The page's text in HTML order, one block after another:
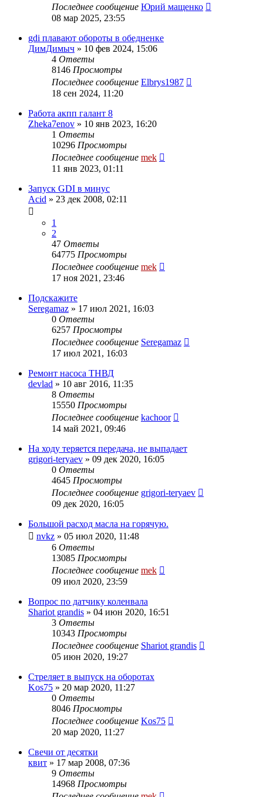
Последнее сообщение Юрий мащенко
08 мар 2025, 23:55
gdi плавают обороты в обедненке
ДимДимыч » 10 фев 2024, 15:06
4 Ответы
8146 Просмотры
Последнее сообщение Elbrys1987
18 сен 2024, 11:20
Работа акпп галант 8
Zheka7enov » 10 янв 2023, 16:20
1 Ответы
10296 Просмотры
Последнее сообщение mek
11 янв 2023, 01:11
Запуск GDI в минус
Acid » 23 дек 2008, 02:11
1
2
47 Ответы
64775 Просмотры
Последнее сообщение mek
17 ноя 2021, 23:46
Подскажите
Seregamaz » 17 июл 2021, 16:03
0 Ответы
6257 Просмотры
Последнее сообщение Seregamaz
17 июл 2021, 16:03
Ремонт насоса ТНВД
devlad » 10 авг 2016, 11:35
8 Ответы
15550 Просмотры
Последнее сообщение kachoor
14 май 2021, 09:46
На ходу теряется передача, не выпадает
grigori-teryaev » 09 дек 2020, 16:05
0 Ответы
4645 Просмотры
Последнее сообщение grigori-teryaev
09 дек 2020, 16:05
Большой расход масла на горячую.
nvkz » 05 июл 2020, 11:48
6 Ответы
13085 Просмотры
Последнее сообщение mek
09 июл 2020, 23:59
Вопрос по датчику коленвала
Shariot grandis » 04 июн 2020, 16:51
3 Ответы
10343 Просмотры
Последнее сообщение Shariot grandis
05 июн 2020, 19:27
Стреляет в выпуск на оборотах
Kos75 » 20 мар 2020, 11:27
0 Ответы
8046 Просмотры
Последнее сообщение Kos75
20 мар 2020, 11:27
Свечи от десятки
квит » 17 мар 2008, 07:36
9 Ответы
14968 Просмотры